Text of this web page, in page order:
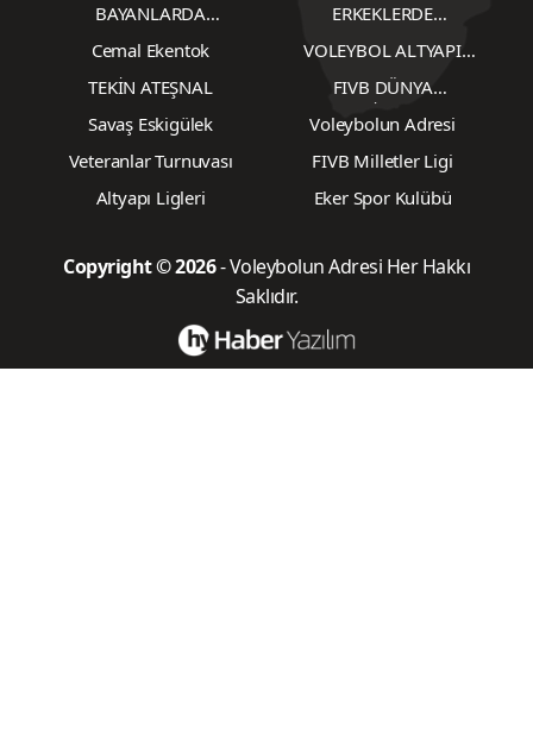
BAYANLARDA
TRANSFERLER
ERKEKLERDE
Cemal Ekentok
VOLEYBOL ALTYAPI
KARŞILAŞMALARI
TEKİN ATEŞNAL
FIVB DÜNYA
ŞAMPİYONASI
Savaş Eskigülek
Voleybolun Adresi
Veteranlar Turnuvası
FIVB Milletler Ligi
Altyapı Ligleri
Eker Spor Kulübü
Copyright © 2026- Voleybolun Adresi Her Hakkı
Saklıdır.